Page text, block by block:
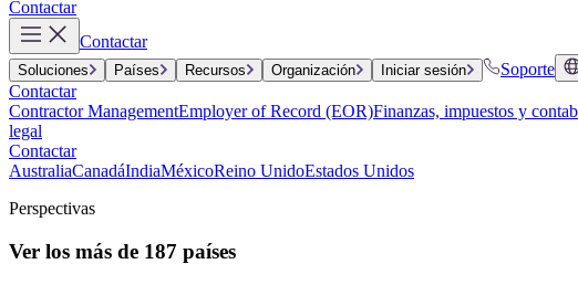
Contactar
Contactar
Soluciones Países Recursos Organización Iniciar sesión Soporte
Contactar
Contractor ManagementEmployer of Record (EOR)Finanzas, impuestos y
legal
Contactar
AustraliaCanadáIndiaMéxicoReino UnidoEstados Unidos
Perspectivas
Ver los más de 187 países